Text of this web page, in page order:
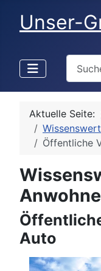
Unser-
Aktuelle Seite:
Öffentliche
Auto
Details